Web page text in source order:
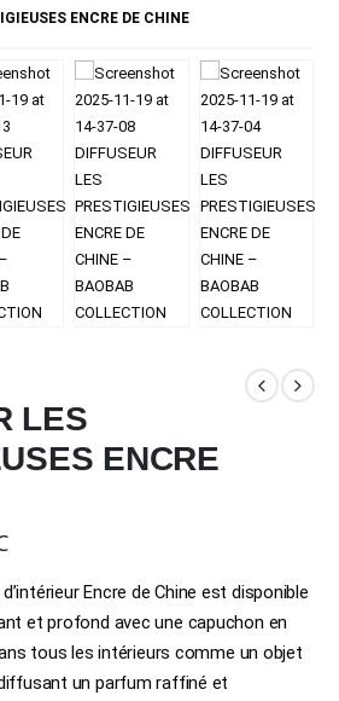
ENCRE DE CHINE
LES
ENCRE
Encre de Chine est disponible
et profond avec une capuchon en
tous les intérieurs comme un objet
un parfum raffiné et